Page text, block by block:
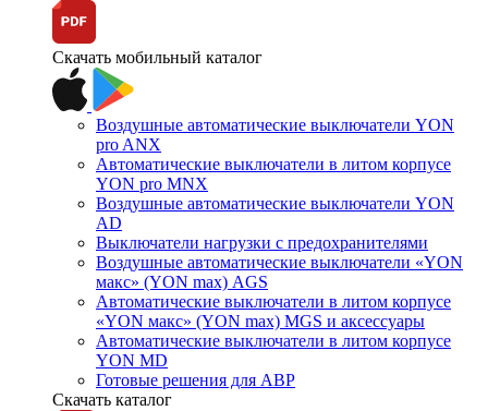
Скачать мобильный каталог
Воздушные автоматические выключатели YON
pro ANX
Автоматические выключатели в литом корпусе
YON pro MNX
Воздушные автоматические выключатели YON
AD
Выключатели нагрузки с предохранителями
Воздушные автоматические выключатели «YON
макс» (YON max) AGS
Автоматические выключатели в литом корпусе
«YON макс» (YON max) MGS и аксессуары
Автоматические выключатели в литом корпусе
YON MD
Готовые решения для АВР
Скачать каталог